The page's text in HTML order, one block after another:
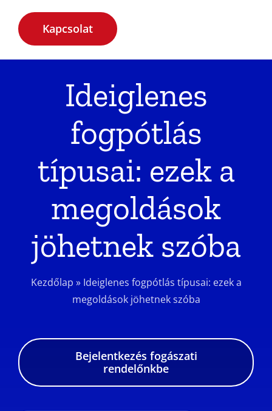
Kapcsolat
Ideiglenes
fogpótlás
típusai: ezek a
megoldások
jöhetnek szóba
Kezdőlap » Ideiglenes fogpótlás típusai: ezek a
megoldások jöhetnek szóba
Bejelentkezés fogászati
rendelőnkbe